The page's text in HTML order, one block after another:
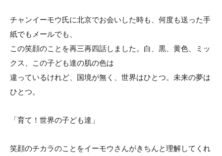
チャンイーモウ氏に北京でお会いした時も、何度も送った手
紙でもメールでも、
この笑顔のことを再三再四話しました。白、黒、黄色、ミッ
クス、この子ども達の肌の色は
違っているけれど、国境が無く、世界はひとつ。未来の夢は
ひとつ。
「育て！世界の子ども達」
笑顔のチカラのことをイーモウさんがきちんと理解してくれ